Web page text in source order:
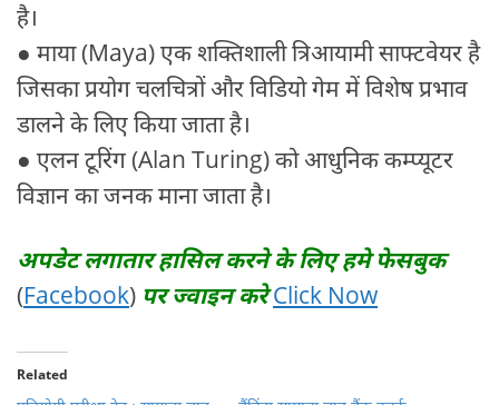
है।
● माया (Maya) एक शक्तिशाली त्रिआयामी साफ्टवेयर है
जिसका प्रयोग चलचित्रों और विडियो गेम में विशेष प्रभाव
डालने के लिए किया जाता है।
● एलन टूरिंग (Alan Turing) को आधुनिक कम्प्यूटर
विज्ञान का जनक माना जाता है।
अपडेट लगातार हासिल करने के लिए हमे फेसबुक
(Facebook) पर ज्वाइन करे Click Now
Related